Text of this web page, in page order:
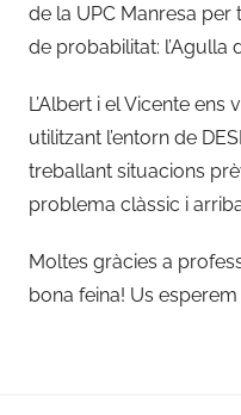
de la UPC Manresa
de probabilitat: l’Agulla
L’Albert i el Vicente
utilitzant l’entorn de
treballant situacions
problema clàssic i
Moltes gràcies a
bona feina! Us